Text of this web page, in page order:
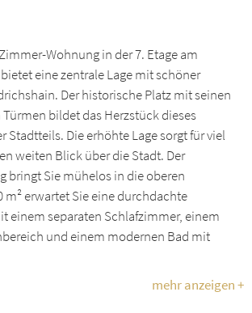
Wohnung in der 7. Etage am
eine zentrale Lage mit schöner
Der historische Platz mit seinen
bildet das Herzstück dieses
Stadtteils. Die erhöhte Lage sorgt für viel
weiten Blick über die Stadt. Der
bringt Sie mühelos in die oberen
m² erwartet Sie eine durchdachte
einem separaten Schlafzimmer, einem
und einem modernen Bad mit
mehr anzeigen +